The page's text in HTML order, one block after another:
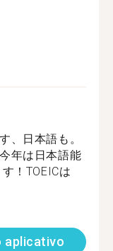
、日本語も。
年は日本語能
！TOEICは
aplicativo